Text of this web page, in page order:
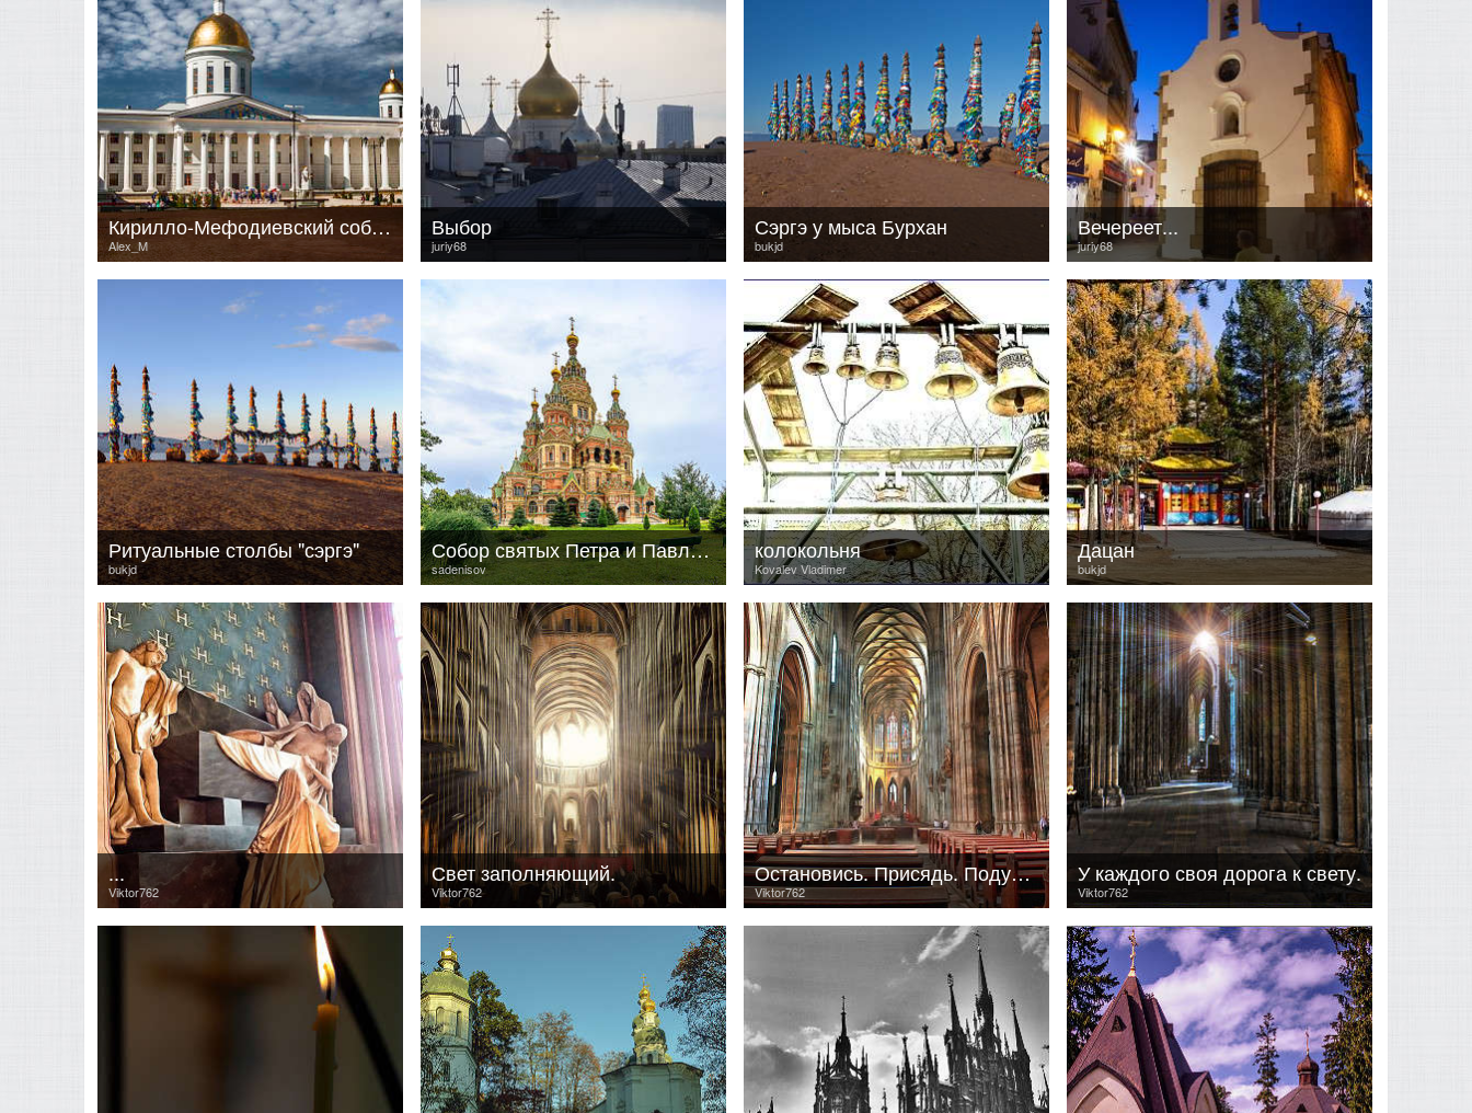
Alex_M
Кирилло-Мефодиевский собор
juriy68
Выбор
bukjd
Сэргэ у мыса Бурхан
juriy68
Вечереет...
bukjd
Ритуальные столбы "сэргэ"
sadenisov
Собор святых Петра и Павла...
Kovalev Vladimer
колокольня
bukjd
Дацан
Viktor762
...
Viktor762
Свет заполняющий.
Viktor762
Остановись. Присядь. Подумай.
Viktor762
У каждого своя дорога к свету.